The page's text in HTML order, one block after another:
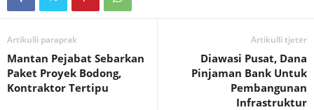
Artikulli paraprak
Mantan Pejabat Sebarkan
Paket Proyek Bodong,
Kontraktor Tertipu
Artikulli tjetër
Diawasi Pusat, Dana
Pinjaman Bank Untuk
Pembangunan
Infrastruktur